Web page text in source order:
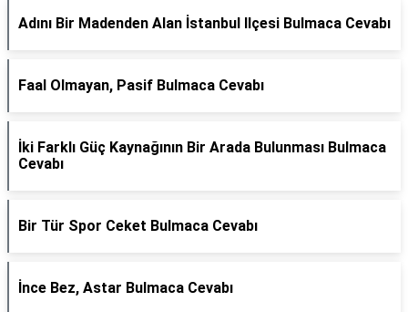
Adını Bir Madenden Alan İstanbul Ilçesi Bulmaca Cevabı
Faal Olmayan, Pasif Bulmaca Cevabı
İki Farklı Güç Kaynağının Bir Arada Bulunması Bulmaca
Cevabı
Bir Tür Spor Ceket Bulmaca Cevabı
İnce Bez, Astar Bulmaca Cevabı